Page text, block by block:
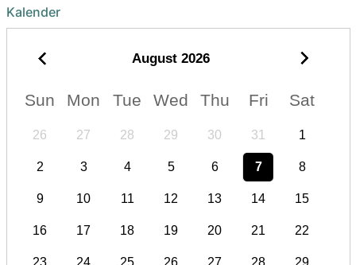
Kalender
August 2026
Sun Mon Tue Wed Thu Fri Sat
26 27 28 29 30 31 1
2 3 4 5 6 7 8
9 10 11 12 13 14 15
16 17 18 19 20 21 22
23 24 25 26 27 28 29